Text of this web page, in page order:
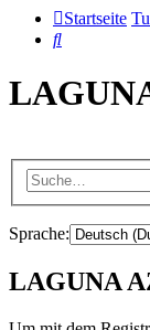
Startseite
Suche
Sprache:
LAGUNA